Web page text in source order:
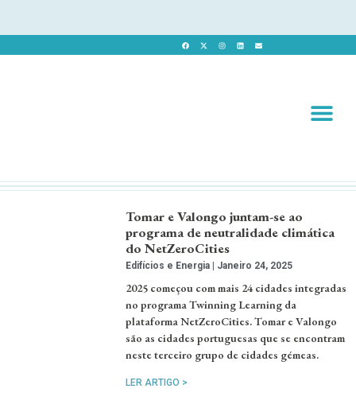
Tomar e Valongo juntam-se ao
programa de neutralidade climática
do NetZeroCities
Edifícios e Energia Janeiro 24, 2025
2025 começou com mais 24 cidades integradas
no programa Twinning Learning da
plataforma NetZeroCities. Tomar e Valongo
são as cidades portuguesas que se encontram
neste terceiro grupo de cidades gémeas.
LER ARTIGO >